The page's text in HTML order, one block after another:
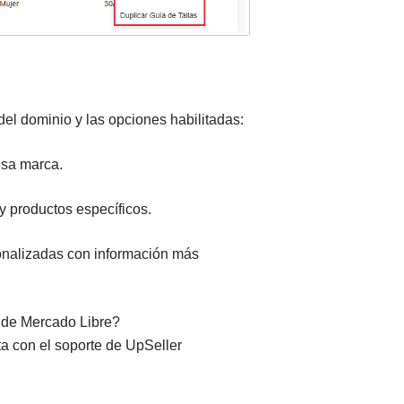
dominio y las opciones habilitadas:
marca.
productos específicos.
con información más
Mercado Libre?
con el soporte de UpSeller